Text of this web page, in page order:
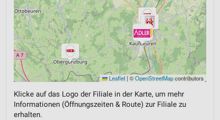
Leaflet | ©OpenStreetMapcontributors
Klicke auf das Logo der Filiale in der Karte, um mehr
Informationen (Öffnungszeiten & Route) zur Filiale zu
erhalten.